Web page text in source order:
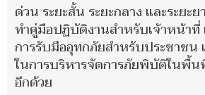
ด่วน ระยะสั้น ระยะกลาง และระยะ
ทำคู่มือปฏิบัติงานสำหรับเจ้าหน้าที่
การรับมืออุทกภัยสำหรับประชาชน
ในการบริหารจัดการภัยพิบัติในพื้น
อีกด้วย